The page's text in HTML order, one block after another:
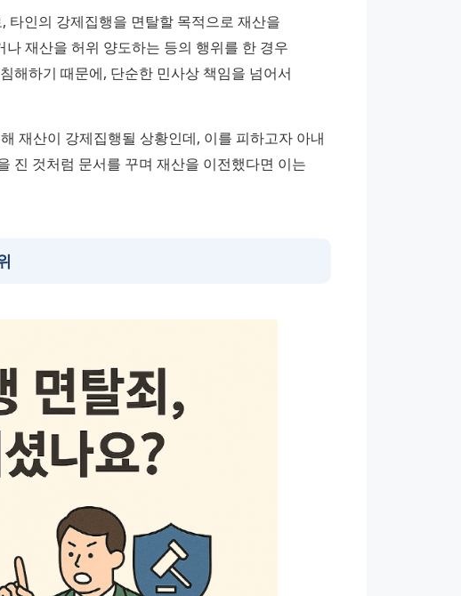
타인의 강제집행을 면탈할 목적으로 재산을
재산을 허위 양도하는 등의 행위를 한 경우
해하기 때문에, 단순한 민사상 책임을 넘어서
재산이 강제집행될 상황인데, 이를 피하고자 아내
진 것처럼 문서를 꾸며 재산을 이전했다면 이는